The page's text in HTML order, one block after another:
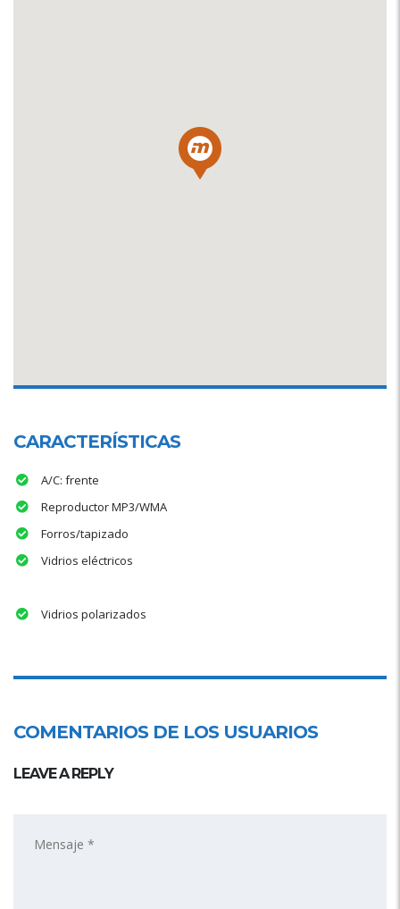
CARACTERÍSTICAS
A/C: frente
Reproductor MP3/WMA
Forros/tapizado
Vidrios eléctricos
Vidrios polarizados
COMENTARIOS DE LOS USUARIOS
LEAVE A REPLY